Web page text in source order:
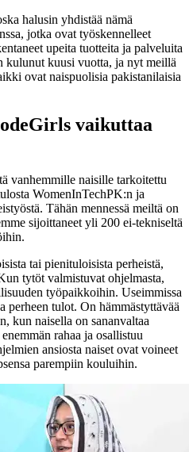
halusin yhdistää nämä
jotka ovat työskennelleet
upeita tuotteita ja palveluita
kulunut kuusi vuotta, ja nyt meillä
ovat naispuolisia pakistanilaisia
vaikuttaa
vanhemmille naisille tarkoitettu
WomenInTechPK:n ja
Tähän mennessä meiltä on
sijoittaneet yli 200 ei-tekniseltä
tai pienituloisista perheistä,
tytöt valmistuvat ohjelmasta,
työpaikkoihin. Useimmissa
perheen tulot. On hämmästyttävää
kun naisella on sananvaltaa
rahaa ja osallistuu
ansiosta naiset ovat voineet
parempiin kouluihin.